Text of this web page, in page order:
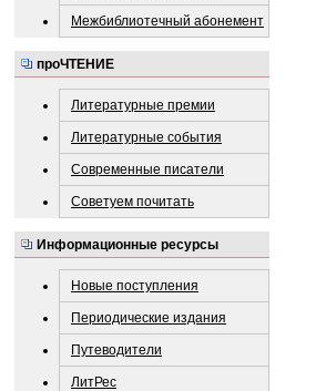
Межбиблиотечный абонемент
проЧТЕНИЕ
Литературные премии
Литературные события
Современные писатели
Советуем почитать
Информационные ресурсы
Новые поступления
Периодические издания
Путеводители
ЛитРес